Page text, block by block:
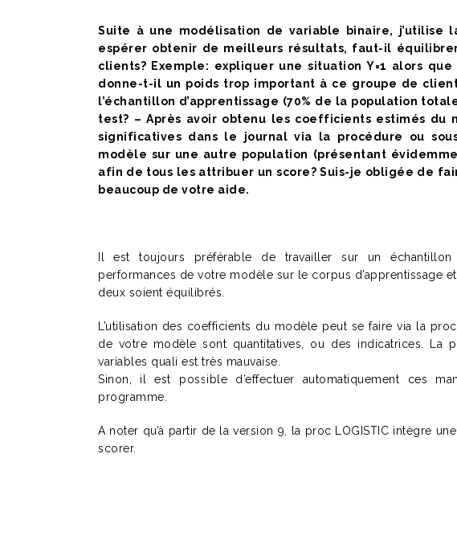
Suite à une modélisation de variable binaire, j’utilise la
espérer obtenir de meilleurs résultats, faut-il
clients? Exemple: expliquer une situation Y=1 alors
donne-t-il un poids trop important à ce groupe de
l’échantillon d’apprentissage (70% de la population
test? – Après avoir obtenu les coefficients estimés du
significatives dans le journal via la procédure ou
modèle sur une autre population (présentant
afin de tous les attribuer un score? Suis-je obligée de
beaucoup de votre aide.
Il est toujours préférable de travailler sur un
performances de votre modèle sur le corpus d’apprentissage
deux soient équilibrés.
L’utilisation des coefficients du modèle peut se faire via la
de votre modèle sont quantitatives, ou des indicatrices. La
variables quali est très mauvaise.
Sinon, il est possible d’effectuer automatiquement ces
programme.
A noter qu’à partir de la version 9, la proc LOGISTIC intègre
scorer.